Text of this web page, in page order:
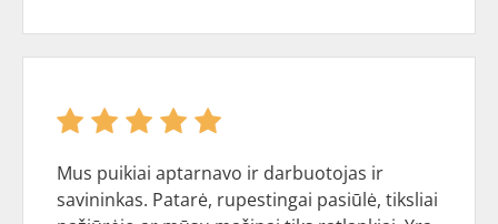
Mus puikiai aptarnavo ir darbuotojas ir
savininkas. Patarė, rupestingai pasiūlė, tiksliai